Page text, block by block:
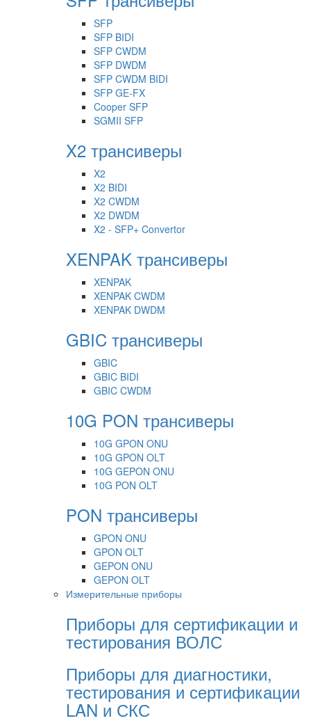
SFP
SFP BIDI
SFP CWDM
SFP DWDM
SFP CWDM BIDI
SFP GE-FX
Cooper SFP
SGMII SFP
X2 трансиверы
X2
X2 BIDI
X2 CWDM
X2 DWDM
X2 - SFP+ Convertor
XENPAK трансиверы
XENPAK
XENPAK CWDM
XENPAK DWDM
GBIC трансиверы
GBIC
GBIC BIDI
GBIC CWDM
10G PON трансиверы
10G GPON ONU
10G GPON OLT
10G GEPON ONU
10G PON OLT
PON трансиверы
GPON ONU
GPON OLT
GEPON ONU
GEPON OLT
Измерительные приборы
Приборы для сертификации и
тестирования ВОЛС
Приборы для диагностики,
тестирования и сертификации
LAN и СКС